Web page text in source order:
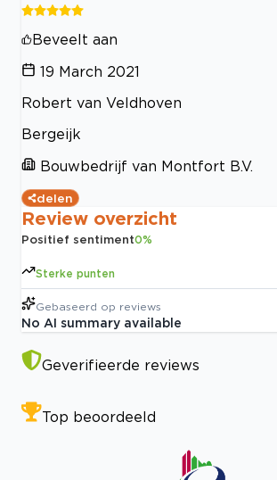
Beveelt aan
19 March 2021
Robert van Veldhoven
Bergeijk
Bouwbedrijf van Montfort B.V.
delen
Review overzicht
Positief sentiment0%
Sterke punten
Gebaseerd op reviews
No AI summary available
Geverifieerde reviews
Top beoordeeld